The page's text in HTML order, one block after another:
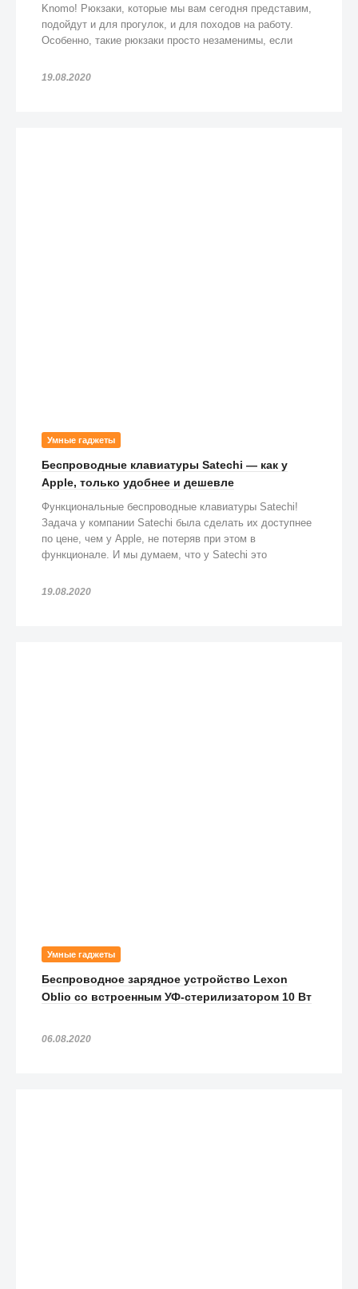
Knomo! Рюкзаки, которые мы вам сегодня представим,
подойдут и для прогулок, и для походов на работу.
Особенно, такие рюкзаки просто незаменимы, если
19.08.2020
Умные гаджеты
Беспроводные клавиатуры Satechi — как у
Apple, только удобнее и дешевле
Функциональные беспроводные клавиатуры Satechi!
Задача у компании Satechi была сделать их доступнее
по цене, чем у Apple, не потеряв при этом в
функционале. И мы думаем, что у Satechi это
19.08.2020
Умные гаджеты
Беспроводное зарядное устройство Lexon
Oblio со встроенным УФ-стерилизатором 10 Вт
06.08.2020